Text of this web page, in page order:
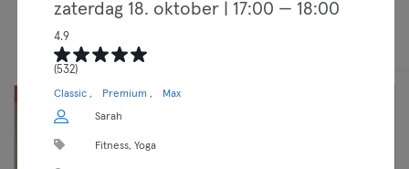
Klassen
zaterdag 18. oktober | 17:00 — 18:00
4.9
(532)
Classic Premium Max
Sarah
Fitness, Yoga